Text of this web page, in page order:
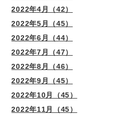
2022年4月（42）
2022年5月（45）
2022年6月（44）
2022年7月（47）
2022年8月（46）
2022年9月（45）
2022年10月（45）
2022年11月（45）